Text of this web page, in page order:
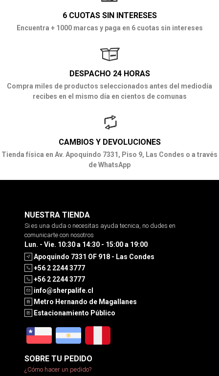
6 CUOTAS SIN INTERESES
Encuentra + 1000 marcas y paga en 6 cuotas sin intereses
DESPACHO 24 HORAS
Compra miles de productos seleccionados antes del mediodía
recibes en el mismo día en cientos de comunas
CAMBIOS Y DEVOLUCIONES
Tienda física en Av. Apoquindo 7331, Piso 9, Las Condes o a través
de WhatsApp
NUESTRA TIENDA
Si es una duda o necesitas ayuda tecnica, no dudes en
comunicarte con nosotros
Lun. - Vie. 10:30 a 14:30 - 15:00 a 19:00
Apoquindo 7331 OF 918 - Las Condes
+56 2 2244 3777
+56 2 2244 3777
info@sherpalife.cl
Metro Hernando de Magallanes
Estacionamiento Público
SOBRE TU PEDIDO
¿Cómo hacer un pedido?